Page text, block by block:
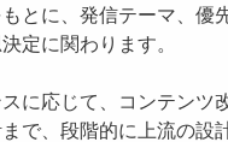
とに、発信テーマ、優
定に関わります。
に応じて、コンテンツ
で、段階的に上流の設